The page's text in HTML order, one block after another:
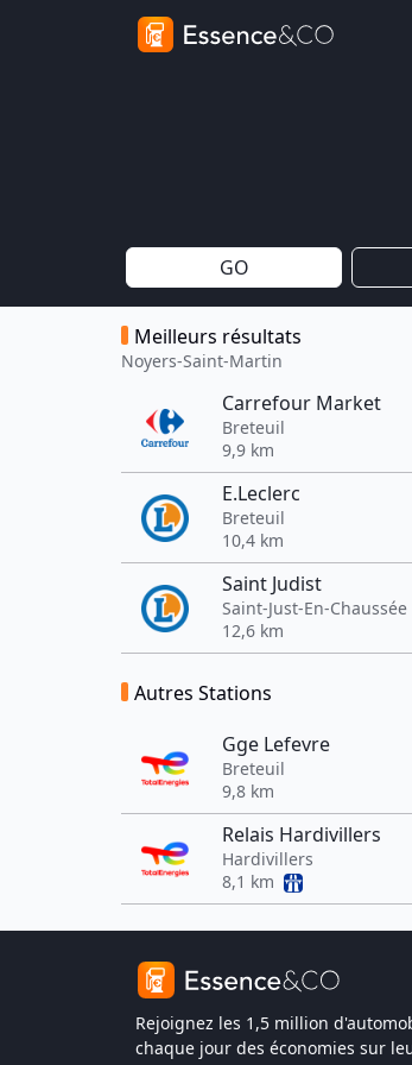
GO
Meilleurs résultats
Noyers-Saint-Martin
Carrefour Market
Breteuil
9,9 km
E.Leclerc
Breteuil
10,4 km
Saint Judist
Saint-Just-En-Chaussée
12,6 km
Autres Stations
Gge Lefevre
Breteuil
9,8 km
Relais Hardivillers
Hardivillers
8,1 km
Rejoignez les 1,5 million
chaque jour des économies sur